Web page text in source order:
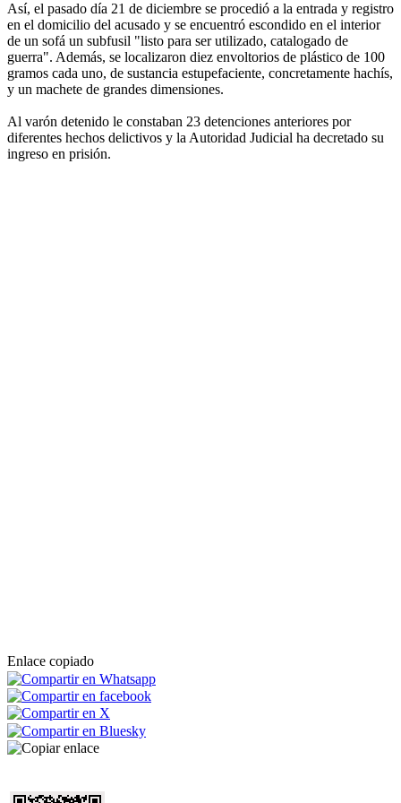
Así, el pasado día 21 de diciembre se procedió a la entrada y registro
en el domicilio del acusado y se encuentró escondido en el interior
de un sofá un subfusil "listo para ser utilizado, catalogado de
guerra". Además, se localizaron diez envoltorios de plástico de 100
gramos cada uno, de sustancia estupefaciente, concretamente hachís,
y un machete de grandes dimensiones.
Al varón detenido le constaban 23 detenciones anteriores por
diferentes hechos delictivos y la Autoridad Judicial ha decretado su
ingreso en prisión.
Enlace copiado